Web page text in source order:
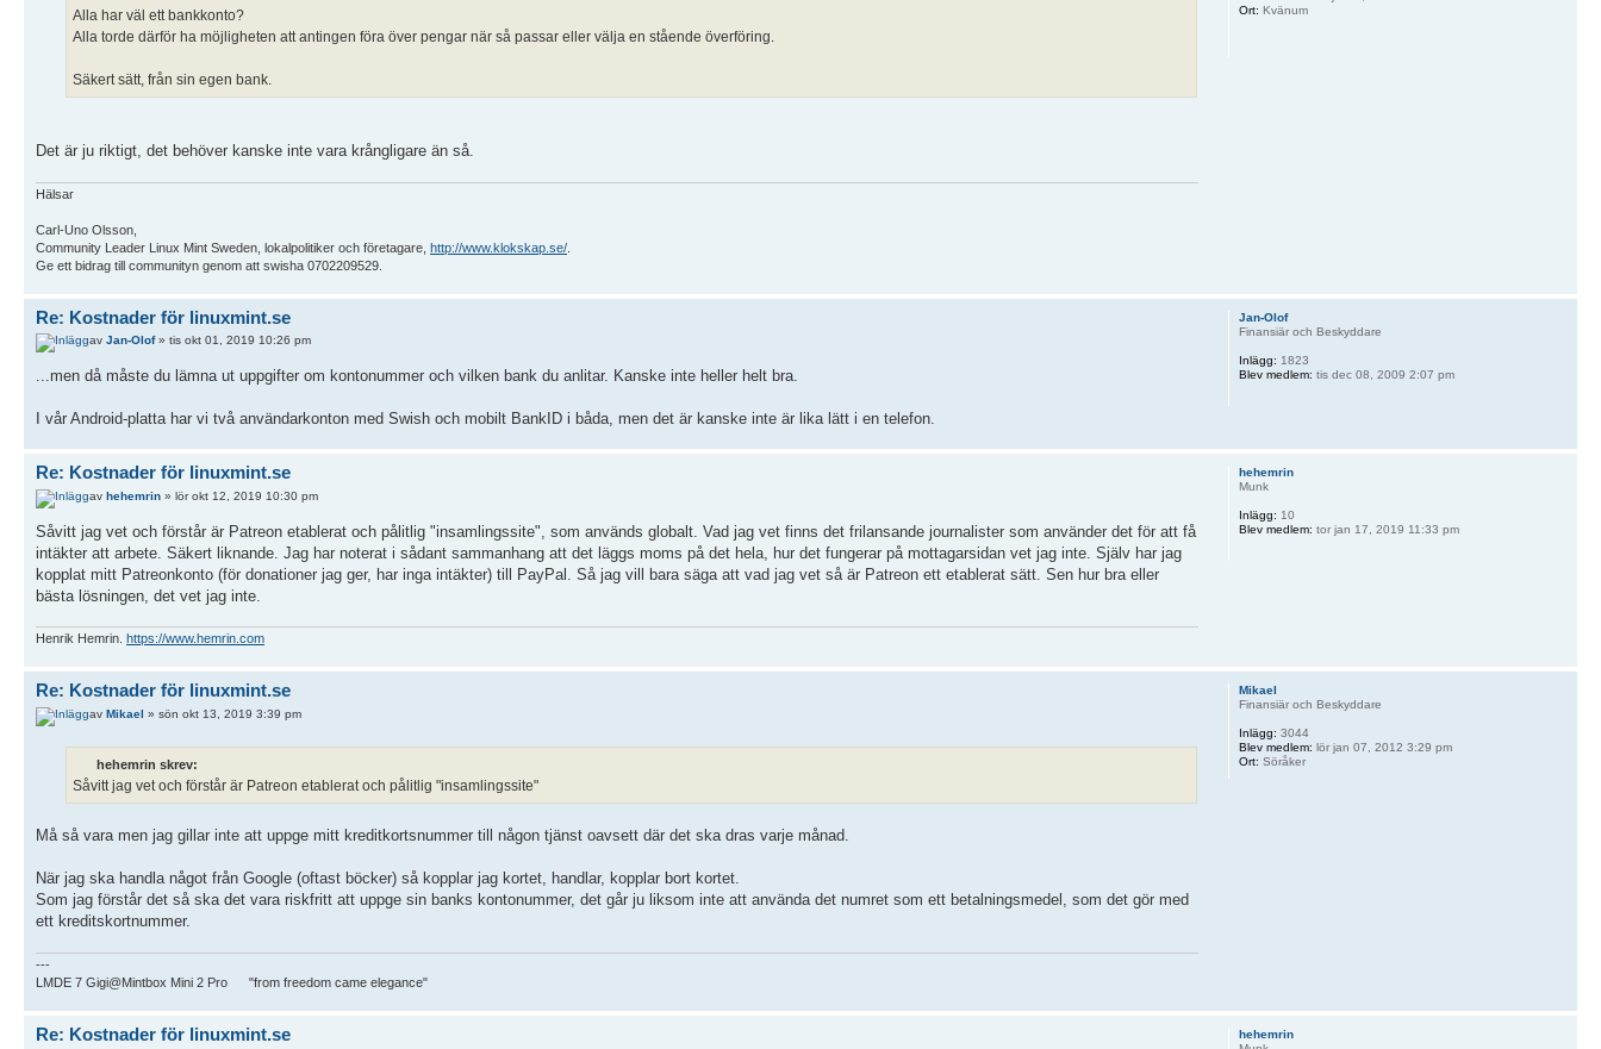
Alla har väl ett bankkonto?
Alla torde därför ha möjligheten att antingen föra över pengar när så passar eller välja en stående överföring.
Säkert sätt, från sin egen bank.
Det är ju riktigt, det behöver kanske inte vara krångligare än så.
Hälsar
Carl-Uno Olsson,
Community Leader Linux Mint Sweden, lokalpolitiker och företagare, http://www.klokskap.se/
Ge ett bidrag till communityn genom att swisha 0702209529.
Ort: Kvänum
Re: Kostnader för linuxmint.se
av Jan-Olof» tis okt 01, 2019 10:26 pm
...men då måste du lämna ut uppgifter om kontonummer och vilken bank du anlitar. Kanske inte heller helt bra.
I vår Android-platta har vi två användarkonton med Swish och mobilt BankID i båda, men det är kanske inte är lika lätt i en telefon.
Jan-Olof
Finansiär och Beskyddare
Inlägg: 1823
Blev medlem: tis dec 08, 2009 2:07 pm
Re: Kostnader för linuxmint.se
av hehemrin » lör okt 12, 2019 10:30 pm
Såvitt jag vet och förstår är Patreon etablerat och pålitlig "insamlingssite", som används globalt. Vad jag vet finns det frilansande journalister som använder det för att få
intäkter att arbete. Säkert liknande. Jag har noterat i sådant sammanhang att det läggs moms på det hela, hur det fungerar på mottagarsidan vet jag inte. Själv har jag
kopplat mitt Patreonkonto (för donationer jag ger, har inga intäkter) till PayPal. Så jag vill bara säga att vad jag vet så är Patreon ett etablerat sätt. Sen hur bra eller
bästa lösningen, det vet jag inte.
Henrik Hemrin. https://www.hemrin.com
hehemrin
Munk
Inlägg: 10
Blev medlem: tor jan 17, 2019 11:33 pm
Re: Kostnader för linuxmint.se
av Mikael » sön okt 13, 2019 3:39 pm
hehemrin skrev:
Såvitt jag vet och förstår är Patreon etablerat och pålitlig "insamlingssite"
Må så vara men jag gillar inte att uppge mitt kreditkortsnummer till någon tjänst oavsett där det ska dras varje månad.
När jag ska handla något från Google (oftast böcker) så kopplar jag kortet, handlar, kopplar bort kortet.
Som jag förstår det så ska det vara riskfritt att uppge sin banks kontonummer, det går ju liksom inte att använda det numret som ett betalningsmedel, som det gör med
ett kreditskortnummer.
---
LMDE 7 Gigi@Mintbox Mini 2 Pro "from freedom came elegance"
Mikael
Finansiär och Beskyddare
Inlägg: 3044
Blev medlem: lör jan 07, 2012 3:29 pm
Ort: Söråker
Re: Kostnader för linuxmint.se
hehemrin